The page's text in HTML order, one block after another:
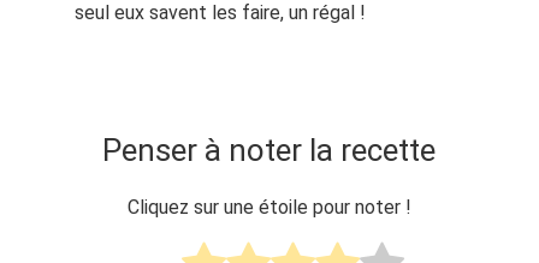
seul eux savent les faire, un régal !
Penser à noter la recette
Cliquez sur une étoile pour noter !